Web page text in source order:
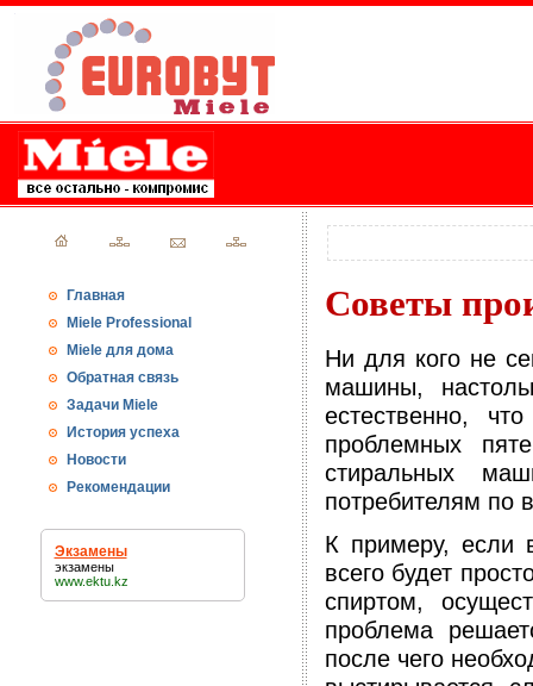
Главная
Miele Professional
Miele для дома
Обратная связь
Задачи Miele
История успеха
Новости
Рекомендации
Экзамены
экзамены
www.ektu.kz
Советы
Ни для кого не
машины,
естественно,
проблемных
стиральных
потребителям по
К примеру, если
всего будет
спиртом,
проблема
после чего